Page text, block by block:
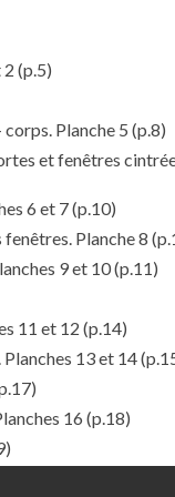
2 (p.5)
Planche 5 (p.8)
et fenêtres
6 et 7(p.10)
Planche 8
9 et 10(p.11)
11 et 12 (p.14)
13 et 14
16 (p.18)